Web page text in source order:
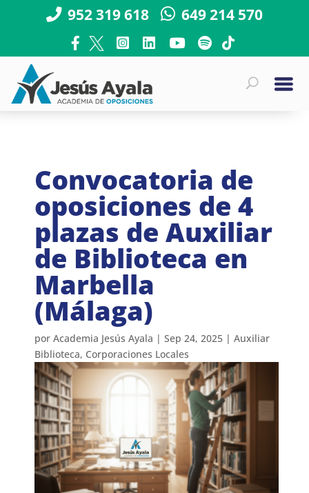
952 319 618 649 214 570
Convocatoria de
oposiciones de 4
plazas de Auxiliar
de Biblioteca en
Marbella
(Málaga)
porAcademia Jesús Ayala |Sep 24, 2025 |Auxiliar
Biblioteca, Corporaciones Locales